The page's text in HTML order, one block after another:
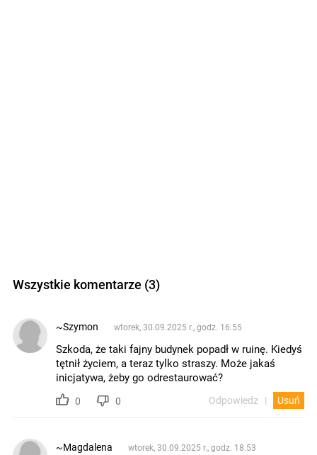
Wszystkie komentarze (3)
~Szymon wtorek, 30.09.2025 r., godz. 16.55
Szkoda, że taki fajny budynek popadł w ruinę. Kiedyś
tętnił życiem, a teraz tylko straszy. Może jakaś
inicjatywa, żeby go odrestaurować?
0 0 Odpowiedz Usuń
~Magdalena wtorek, 30.09.2025 r., godz. 18.53